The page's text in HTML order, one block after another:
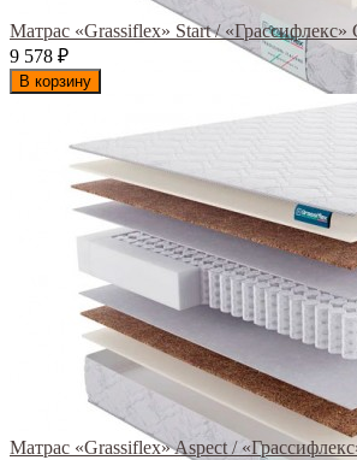
Матрас «Grassiflex» Start / «Грассифлекс»
9 578 ₽
В корзину
Матрас «Grassiflex» Aspect /